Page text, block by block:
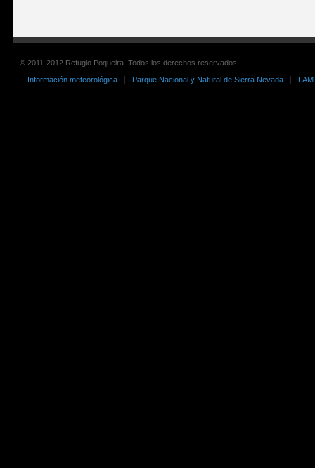
© 2011-2012 Refugio Poqueira. Todos los derechos reservados.
Información meteorológica
Parque Nacional y Natural de Sierra Nevada FAM